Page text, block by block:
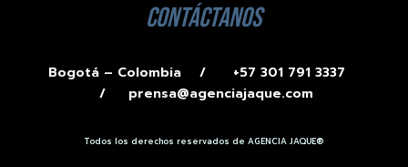
contáctanos
Bogotá – Colombia /
+57 301 791 3337
/ prensa@agenciajaque.com
Todos los derechos reservados de AGENCIA JAQUE®